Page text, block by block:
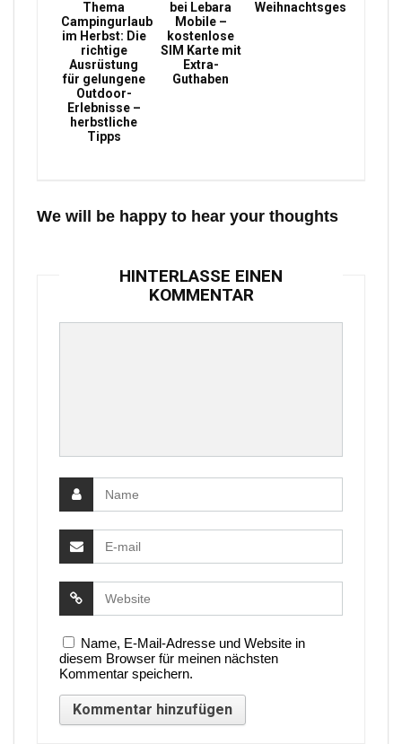
Thema
Campingurlaub
im Herbst: Die
richtige
Ausrüstung
für gelungene
Outdoor-
Erlebnisse –
herbstliche
Tipps
bei Lebara
Mobile –
kostenlose
SIM Karte mit
Extra-
Guthaben
Weihnachtsgeschenke
We will be happy to hear your thoughts
HINTERLASSE EINEN
KOMMENTAR
Name, E-Mail-Adresse und Website in
diesem Browser für meinen nächsten
Kommentar speichern.